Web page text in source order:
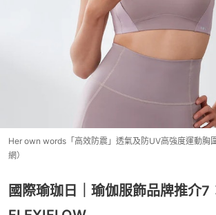
Her own words「高效防震」透氣及防UV高強度運動胸
網）
國際瑜珈日｜瑜伽服飾品牌推介7